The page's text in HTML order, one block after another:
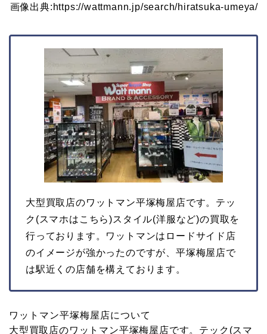
画像出典:https://wattmann.jp/search/hiratsuka-umeya/
大型買取店のワットマン平塚梅屋店です。テッ
ク(スマホはこちら)スタイル(洋服など)の買取を
行っております。ワットマンはロードサイド店
のイメージが強かったのですが、平塚梅屋店で
は駅近くの店舗を構えております。
ワットマン平塚梅屋店について
大型買取店のワットマン平塚梅屋店です。テック(スマ